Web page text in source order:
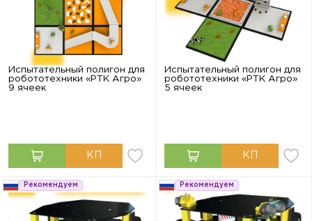
Испытательный полигон для
робототехники «РТК Агро»
9 ячеек
Испытательный полигон для
робототехники «РТК Агро»
5 ячеек
Рекомендуем Рекомендуем